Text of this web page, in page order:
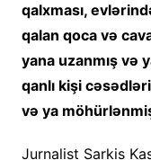
qalxması,
qalan qoca və
yana uzanmış və
qanlı kişi
və ya
Jurnalist Sarkis